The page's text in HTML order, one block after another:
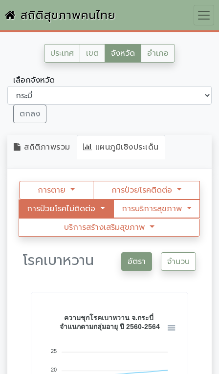
สถิติสุขภาพคนไทย
ประเทศ เขต จังหวัด อำเภอ
เลือกจังหวัด
ตกลง
สถิติภาพรวม แผนภูมิเชิงประเด็น
การตาย
การป่วยโรคติดต่อ
การป่วยโรคไม่ติดต่อ
การบริการสุขภาพ
บริการสร้างเสริมสุขภาพ
โรคเบาหวาน อัตรา จำนวน